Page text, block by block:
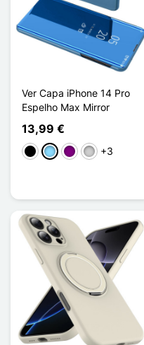
Ver Capa iPhone 14 Pro
Espelho Max Mirror
13,99 €
PretoAzul Claro
Púrpura
Prata+3